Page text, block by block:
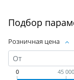
Подбор
Розничная цена
0 45 000